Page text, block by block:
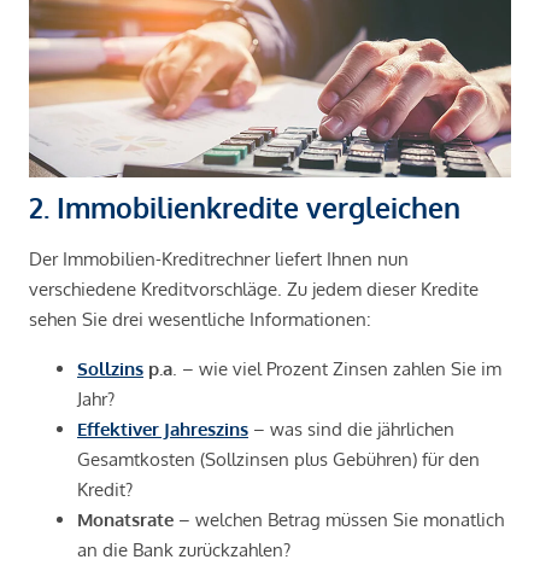
2. Immobilienkredite vergleichen
Der Immobilien-Kreditrechner liefert Ihnen nun
verschiedene Kreditvorschläge. Zu jedem dieser Kredite
sehen Sie drei wesentliche Informationen:
Sollzins p.a . – wie viel Prozent Zinsen zahlen Sie im
Jahr?
Effektiver Jahreszins – was sind die jährlichen
Gesamtkosten (Sollzinsen plus Gebühren) für den
Kredit?
Monatsrate – welchen Betrag müssen Sie monatlich
an die Bank zurückzahlen?